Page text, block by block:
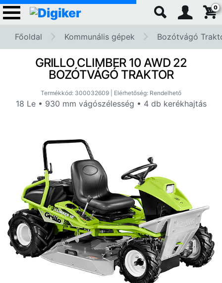
0
Főoldal Kommunális gépek Bozótvágó
GRILLO CLIMBER 10 AWD 22
BOZÓTVÁGÓ TRAKTOR
Termékkód: 300032609 | Elérhetőség: Rendelhető
18 Le • 930 mm vágószélesség • 4 db kerékhajtás